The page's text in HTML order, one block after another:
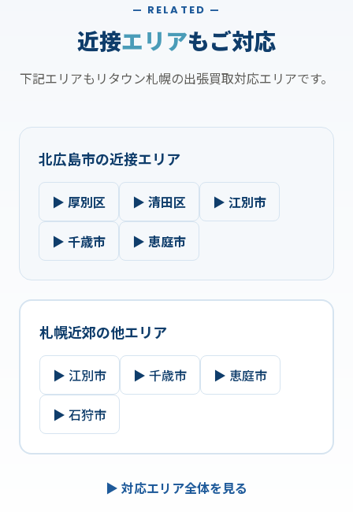
— RELATED —
近接エリアもご対応
下記エリアもリタウン札幌の出張買取対応エリアです。
北広島市の近接エリア
▶ 厚別区 ▶ 清田区 ▶ 江別市
▶ 千歳市 ▶ 恵庭市
札幌近郊の他エリア
▶ 江別市 ▶ 千歳市 ▶ 恵庭市
▶ 石狩市
▶ 対応エリア全体を見る